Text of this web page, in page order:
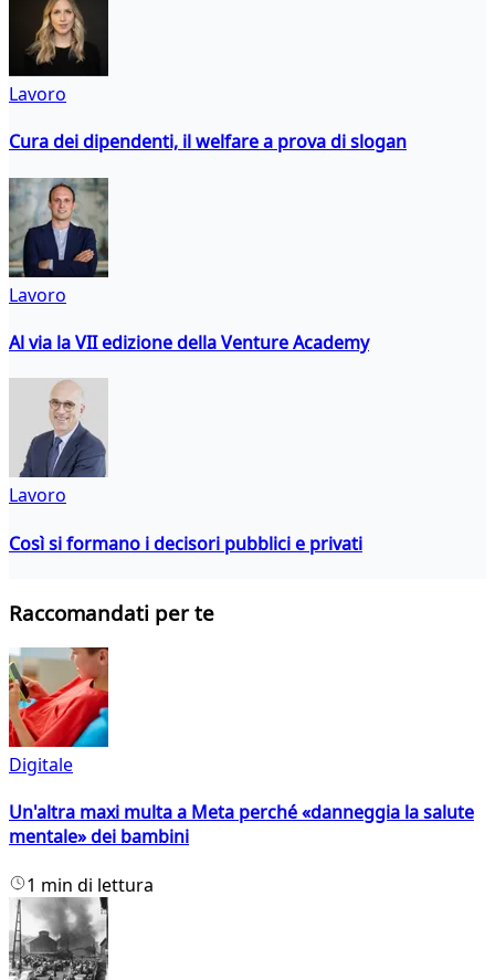
Lavoro
Cura dei dipendenti, il welfare a prova di slogan
Lavoro
Al via la VII edizione della Venture Academy
Lavoro
Così si formano i decisori pubblici e privati
Raccomandati per te
Digitale
Un'altra maxi multa a Meta perché «danneggia la salute
mentale» dei bambini
1 min di lettura